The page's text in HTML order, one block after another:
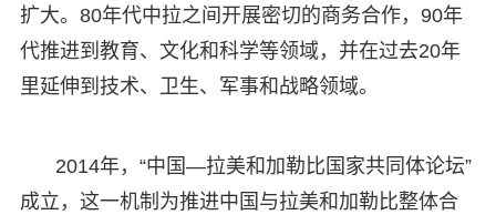
扩大。80年代中拉之间开展密切的商务合作，90年
代推进到教育、文化和科学等领域，并在过去20年
里延伸到技术、卫生、军事和战略领域。
2014年，“中国—拉美和加勒比国家共同体论坛”
成立，这一机制为推进中国与拉美和加勒比整体合